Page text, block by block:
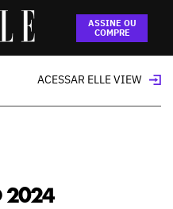
ASSINE OU
COMPRE
2024 masculino
ACESSAR ELLE VIEW
2024